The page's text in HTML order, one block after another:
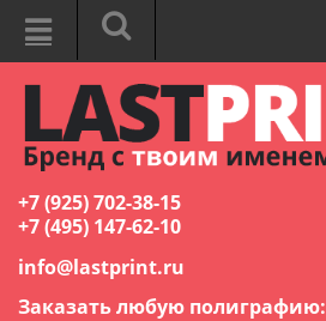
+7 (925) 702-38-15
+7 (495) 147-62-10
info@lastprint.ru
Заказать любую полиграфию: